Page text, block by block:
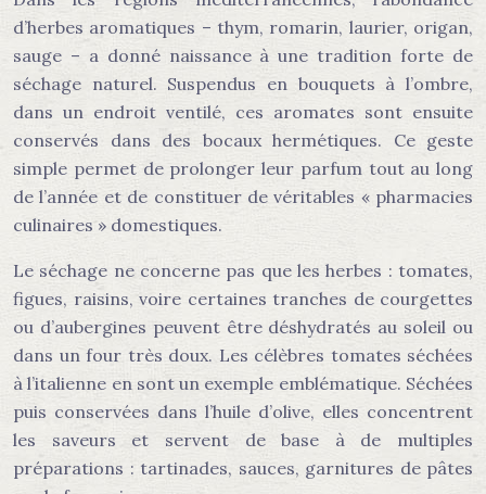
d’herbes aromatiques – thym, romarin, laurier, origan,
sauge – a donné naissance à une tradition forte de
séchage naturel. Suspendus en bouquets à l’ombre,
dans un endroit ventilé, ces aromates sont ensuite
conservés dans des bocaux hermétiques. Ce geste
simple permet de prolonger leur parfum tout au long
de l’année et de constituer de véritables « pharmacies
culinaires » domestiques.
Le séchage ne concerne pas que les herbes : tomates,
figues, raisins, voire certaines tranches de courgettes
ou d’aubergines peuvent être déshydratés au soleil ou
dans un four très doux. Les célèbres tomates séchées
à l’italienne en sont un exemple emblématique. Séchées
puis conservées dans l’huile d’olive, elles concentrent
les saveurs et servent de base à de multiples
préparations : tartinades, sauces, garnitures de pâtes